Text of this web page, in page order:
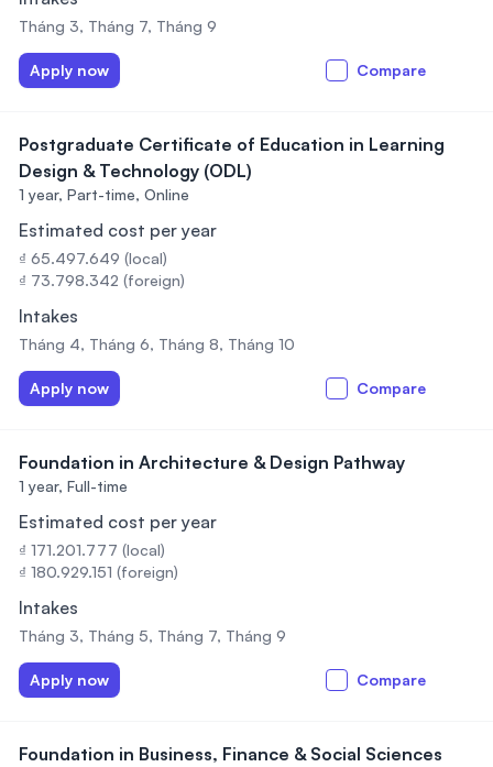
Tháng 3, Tháng 7, Tháng 9
Apply now Compare
Postgraduate Certificate of Education in Learning
Design & Technology (ODL)
1 year, Part-time, Online
Estimated cost per year
₫ 65.497.649 (local)
₫ 73.798.342 (foreign)
Intakes
Tháng 4, Tháng 6, Tháng 8, Tháng 10
Apply now Compare
Foundation in Architecture & Design Pathway
1 year, Full-time
Estimated cost per year
₫ 171.201.777 (local)
₫ 180.929.151 (foreign)
Intakes
Tháng 3, Tháng 5, Tháng 7, Tháng 9
Apply now Compare
Foundation in Business, Finance & Social Sciences